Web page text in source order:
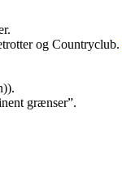
og Countryclub.
grænser”.